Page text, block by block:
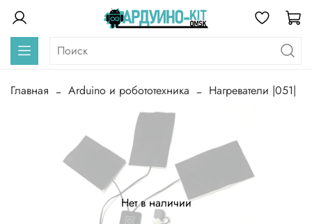
Главная Arduino и робототехника Нагреватели |051|
Нет в наличии